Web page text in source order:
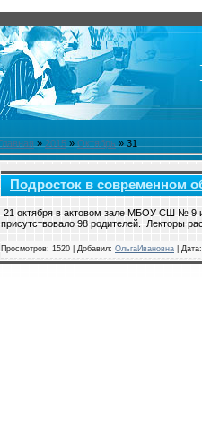
»2015 » Октябрь » 31
Подросток в современном
21 октября в актовом зале МБОУ СШ № 9
присутствовало 98 родителей. Лекторы
Просмотров: 1520 | Добавил: ОльгаИвановна | Дата: